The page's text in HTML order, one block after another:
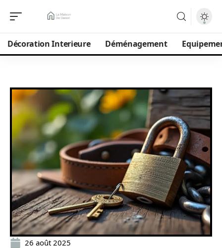
Décoration Interieure Déménagement
26 août 2025